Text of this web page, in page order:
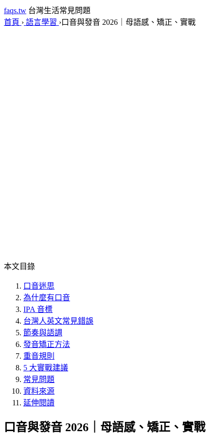
faqs.tw 台灣生活常見問題
首頁 › 語言學習 ›口音與發音 2026｜母語感、矯正、實戰
本文目錄
口音迷思
為什麼有口音
IPA 音標
台灣人英文常見錯誤
節奏與語調
發音矯正方法
重音規則
5 大實戰建議
常見問題
資料來源
延伸閱讀
口音與發音 2026｜母語感、矯正、實戰